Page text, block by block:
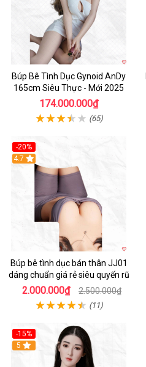
Búp Bê Tình Dục Gynoid AnDy
165cm Siêu Thực - Mới 2025
174.000.000₫
(65)
-20%
Hot
4.7
Búp bê tình dục bán thân JJ01
dáng chuẩn giá rẻ siêu quyến rũ
2.000.000₫ 2.500.000₫
(11)
-15%
5